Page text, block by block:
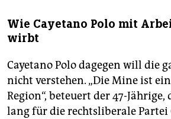
Wie Cayetano Polo mit
wirbt
Cayetano Polo dagegen will die
nicht verstehen. „Die Mine ist
Region“, beteuert der 47-Jährige,
lang für die rechtsliberale Partei